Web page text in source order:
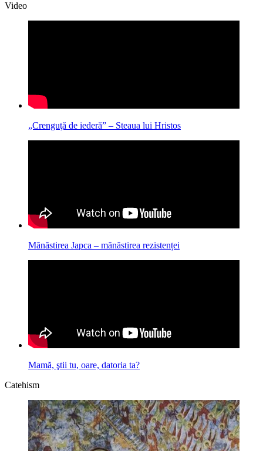
Video
„Crenguţă de iederă” – Steaua lui Hristos
Mănăstirea Japca – mănăstirea rezistenței
Mamă, ştii tu, oare, datoria ta?
Catehism